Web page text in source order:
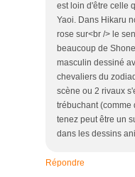
est loin d'être celle
Yaoi. Dans Hikaru
rose sur<br /> le
beaucoup de
masculin dessiné
chevaliers du
scène ou 2 rivaux
trébuchant (comme
tenez peut être un
dans les dessins
Répondre